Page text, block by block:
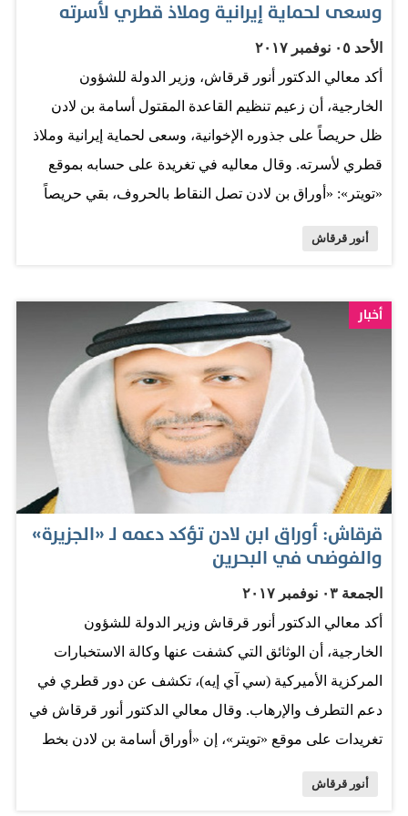
منظمة حظر الأسلحة الكيماوية أحمد أوزومجو أمام المؤتمر
السنوي للدول الموقعة على معاهدة حظر الأسلحة الكيماوية.
وقال ممثل استونيا، ياسيك بايليكا، لدى المنظمة متحدثاً باسم
الاتحاد الأوروبي، إن دول التكتل «تشعر بالهلع جراء الاستخدام
المنتظم والمتكرر للأسلحة الكيماوية في سوريا من قبل
الحكومة السورية وتنظيم «داعش»».…
وسعى لحماية إيرانية وملاذ قطري لأسرته
الأحد ٠٥ نوفمبر ٢٠١٧
أكد معالي الدكتور أنور قرقاش، وزير الدولة للشؤون
الخارجية، أن زعيم تنظيم القاعدة المقتول أسامة بن لادن
ظل حريصاً على جذوره الإخوانية، وسعى لحماية إيرانية وملاذ
قطري لأسرته. وقال معاليه في تغريدة على حسابه بموقع
«تويتر»: «أوراق بن لادن تصل النقاط بالحروف، بقي حريصاً
الاستخبارات الأميركية، الأربعاء، الستار عن المزيد من أسرار
العلاقات الوثيقة بين تنظيم القاعدة وقناة الجزيرة القطرية.
وأوضحت قناة «العربية» في تقرير لها: «في رسالة من «الحاج
عثمان» إلى اللجنة الإعلامية للتنظيم، دعاها إلى التنسيق مع
مندوب قناة الجزيرة للرد على ما اعتبره «افتراءات» طالت
القاعدة، وطلب إلى اللجنة في رسالته إفهام «الجزيرة» بأنه
نظراً لكثرة الاتهامات التي تطال القاعدة من جهات مختلفة،
وترديد بعض القنوات العربية لامتيازات يتمتع بها أعضاء
التنظيم في إيران، وما تنشره وتروجه أحزاب وجماعات
عراقية من وثائق مزورة، مفادها عمالة القاعدة لإيران، فإنه
من المفيد إعداد أسئلة يعدها مندوب الجزيرة في باكستان
أحمد زيدان، بصوته وصورته، حول هذه الأمور، وتنظيم لقاء له
مع المتحدث الإعلامي للتنظيم الحاج عطية، ليجيب عنها، ويتم
كشف الحقائق لمشاهديها»، بحسب رسالة الحاج عثمان.
وأشارت إلى أنه في رسالة أخرى…
أنور قرقاش
أخبار
قرقاش: أوراق ابن لادن تؤكد دعمه لـ «الجزيرة»
والفوضى في البحرين
الجمعة ٠٣ نوفمبر ٢٠١٧
أكد معالي الدكتور أنور قرقاش وزير الدولة للشؤون
الخارجية، أن الوثائق التي كشفت عنها وكالة الاستخبارات
المركزية الأميركية (سي آي إيه)، تكشف عن دور قطري في
دعم التطرف والإرهاب. وقال معالي الدكتور أنور قرقاش في
تغريدات على موقع «تويتر»، إن «أوراق أسامة بن لادن بخط
أنور قرقاش